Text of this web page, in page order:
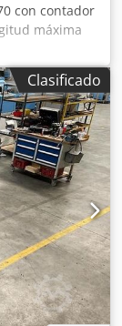
con contador
máxima
310 cm
T Ioa Tjrf
pinzas: 1
x Anchura x
kg
Clasificado